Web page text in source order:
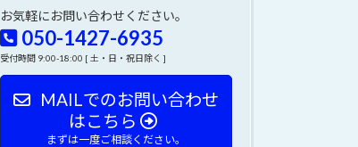
お気軽にお問い合わせください。
050-1427-6935
受付時間 9:00-18:00 [ 土・日・祝日除く ]
MAILでのお問い合わせ
はこちら
まずは一度ご相談ください。